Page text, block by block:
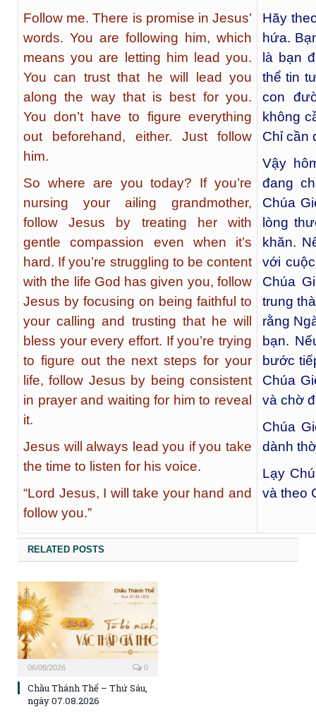
Follow me. There is promise in Jesus’
words. You are following him, which
means you are letting him lead you.
You can trust that he will lead you
along the way that is best for you.
You don’t have to figure everything
out beforehand, either. Just follow
him.
So where are you today? If you’re
nursing your ailing grandmother,
follow Jesus by treating her with
gentle compassion even when it’s
hard. If you’re struggling to be content
with the life God has given you, follow
Jesus by focusing on being faithful to
your calling and trusting that he will
bless your every effort. If you’re trying
to figure out the next steps for your
life, follow Jesus by being consistent
in prayer and waiting for him to reveal
it.
Jesus will always lead you if you take
the time to listen for his voice.
“Lord Jesus, I will take your hand and
follow you.”
Hãy
hứa.
là bạn
thể tin
con
không
Chỉ cần
Vậy
đang
Chúa
lòng
khăn.
với
Chúa
trung
rằng
bạn.
bước
Chúa
và chờ
Chúa
dành
Lạy
và theo
RELATED POSTS
06/08/2026 0
Chầu Thánh Thể – Thứ Sáu,
ngày 07.08.2026